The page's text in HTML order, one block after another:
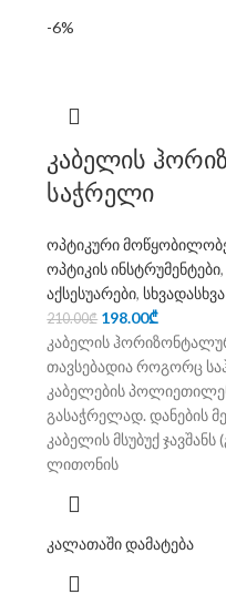
-6%
კაბელის
საჭრელი
ოპტიკური
ოპტიკის ინსტრუმენტები,
აქსესუარები, სხვადასხვა
210.00₾ 198.00₾
კაბელის
თავსებადია როგორც
კაბელების
გასაჭრელად. დანების
კაბელის მსუბუქ
ლითონის
კალათაში დამატება